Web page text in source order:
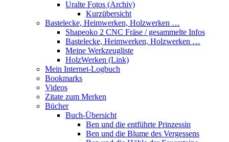
Uralte Fotos (Archiv)
Kurzübersicht
Bastelecke, Heimwerken, Holzwerken …
Shapeoko 2 CNC Fräse / gesammelte Infos
Bastelecke, Heimwerken, Holzwerken …
Meine Werkzeugliste
HolzWerken (Link)
Mein Internet-Logbuch
Bookmarks
Videos
Zitate zum Merken
Bücher
Buch-Übersicht
Ben und die entführte Prinzessin
Ben und die Blume des Vergessens